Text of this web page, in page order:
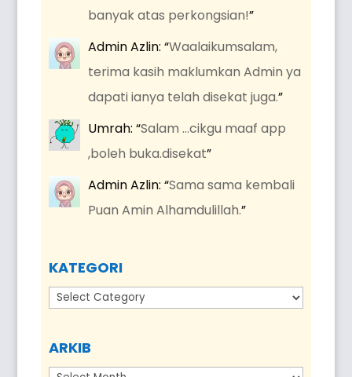
banyak atas perkongsian!”
Admin Azlin: “Waalaikumsalam,
terima kasih maklumkan Admin ya
dapati ianya telah disekat juga.”
Umrah: “Salam …cikgu maaf app
,boleh buka.disekat”
Admin Azlin: “Sama sama kembali
Puan Amin Alhamdulillah.”
KATEGORI
Kategori
ARKIB